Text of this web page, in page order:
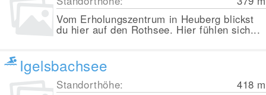
Vom Erholungszentrum in Heuberg blickst
du hier auf den Rothsee. Hier fühlen sich...
Igelsbachsee
Standorthöhe: 418 m